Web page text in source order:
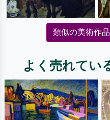
類似の美術作
よく売れてい